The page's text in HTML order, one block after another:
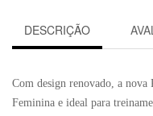
DESCRIÇÃO
Com design renovado, a nova
Feminina e ideal para